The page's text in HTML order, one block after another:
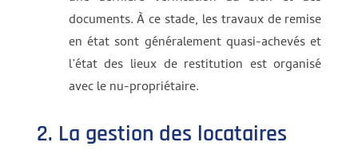
documents. À ce stade, les travaux de remise
en état sont généralement quasi-achevés et
l’état des lieux de restitution est organisé
avec le nu-propriétaire.
2. La gestion des locataires